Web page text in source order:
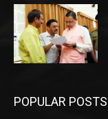
POPULAR POSTS